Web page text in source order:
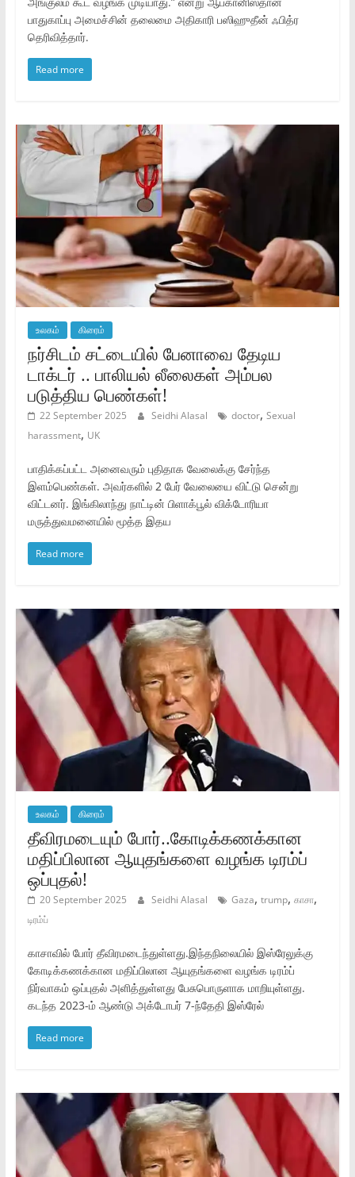
பாதுகாப்பு அமைச்சின் தலைமை அதிகாரி பஸிஹுதீன் ஃபித்ர
தெரிவித்தார்.
Read more
உலகம் கிரைம்
நர்சிடம் சட்டையில் பேனாவை தேடிய
டாக்டர் .. பாலியல் லீலைகள் அம்பல
படுத்திய பெண்கள்!
22 September 2025 Seidhi Alasal doctor, Sexual
harassment, UK
பாதிக்கப்பட்ட அனைவரும் புதிதாக வேலைக்கு சேர்ந்த
இளம்பெண்கள். அவர்களில் 2 பேர் வேலையை விட்டு சென்று
விட்டனர். இங்கிலாந்து நாட்டின் பிளாக்பூல் விக்டோரியா
மருத்துவமனையில் மூத்த இதய
Read more
உலகம் கிரைம்
தீவிரமடையும் போர்..கோடிக்கணக்கான
மதிப்பிலான ஆயுதங்களை வழங்க டிரம்ப்
ஒப்புதல்!
20 September 2025 Seidhi Alasal Gaza, trump, காசா,
டிரம்ப்
காசாவில் போர் தீவிரமடைந்துள்ளது.இந்தநிலையில் இஸ்ரேலுக்கு
கோடிக்கணக்கான மதிப்பிலான ஆயுதங்களை வழங்க டிரம்ப்
நிர்வாகம் ஒப்புதல் அளித்துள்ளது பேசுபொருளாக மாறியுள்ளது.
கடந்த 2023-ம் ஆண்டு அக்டோபர் 7-ந்தேதி இஸ்ரேல்
Read more